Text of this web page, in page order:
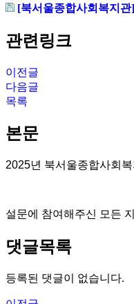
[북서울종합사회복지
관련링크
이전글
다음글
목록
본문
2025년 북서울종합사회
설문에 참여해주신 모든
댓글목록
등록된 댓글이 없습니다.